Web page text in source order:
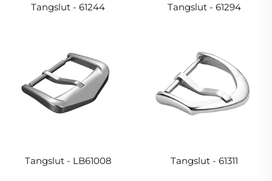
Tangslut - 61244 Tangslut - 61294
Tangslut - LB61008 Tangslut - 61311